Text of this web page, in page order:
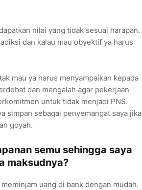
nilai yang tidak sesuai harapan.
dan kalau mau obyektif ya harus
mau ya harus menyampaikan kepada
dan mengalah agar pekerjaan
untuk tidak menjadi PNS.
simpan sebagai penyemangat saya jika
goyah.
semu sehingga saya
maksudnya?
uang di bank dengan mudah.